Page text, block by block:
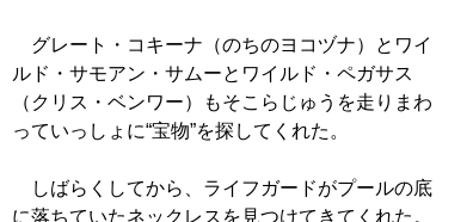
グレート・コキーナ（のちのヨコヅナ）とワイ
ルド・サモアン・サムーとワイルド・ペガサス
（クリス・ベンワー）もそこらじゅうを走りまわ
っていっしょに“宝物”を探してくれた。
しばらくしてから、ライフガードがプールの底
に落ちていたネックレスを見つけてきてくれた。